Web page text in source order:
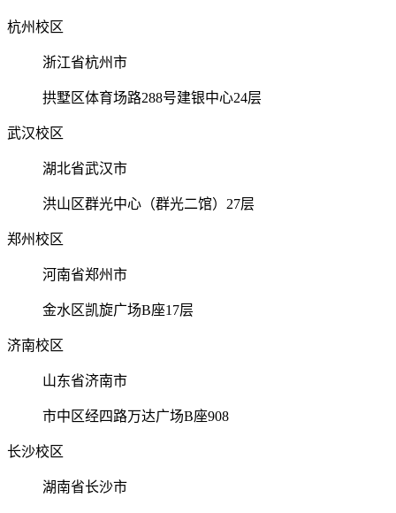
杭州校区
浙江省杭州市
拱墅区体育场路288号建银中心24层
武汉校区
湖北省武汉市
洪山区群光中心（群光二馆）27层
郑州校区
河南省郑州市
金水区凯旋广场B座17层
济南校区
山东省济南市
市中区经四路万达广场B座908
长沙校区
湖南省长沙市